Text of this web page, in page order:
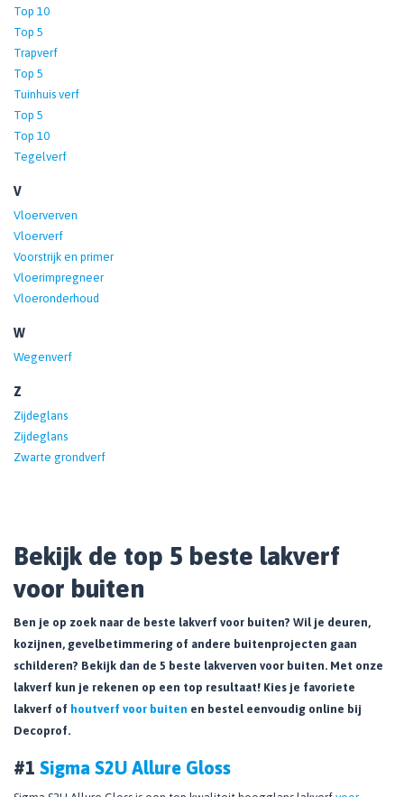
Top 10
Top 5
Trapverf
Top 5
Tuinhuis verf
Top 5
Top 10
Tegelverf
V
Vloerverven
Vloerverf
Voorstrijk en primer
Vloerimpregneer
Vloeronderhoud
W
Wegenverf
Z
Zijdeglans
Zijdeglans
Zwarte grondverf
Bekijk de top 5 beste lakverf
voor buiten
Ben je op zoek naar de beste lakverf voor buiten? Wil je deuren,
kozijnen, gevelbetimmering of andere buitenprojecten gaan
schilderen? Bekijk dan de 5 beste lakverven voor buiten. Met onze
lakverf kun je rekenen op een top resultaat! Kies je favoriete
lakverf of houtverf voor buiten en bestel eenvoudig online bij
Decoprof.
#1 Sigma S2U Allure Gloss